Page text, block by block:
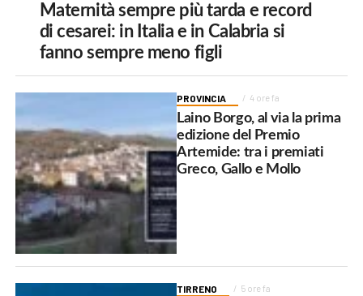
Maternità sempre più tarda e record
di cesarei: in Italia e in Calabria si
fanno sempre meno figli
PROVINCIA 4 ore fa
Laino Borgo, al via la prima
edizione del Premio
Artemide: tra i premiati
Greco, Gallo e Mollo
TIRRENO 5 ore fa